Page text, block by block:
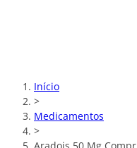
Início
>
Medicamentos
>